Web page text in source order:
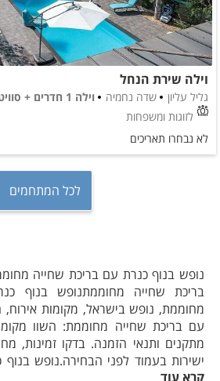
וילה שירת הנחל
גליל עליון שדה נחמיה
וילה 1 חדרים + סוויטה
לזוגות ומשפחות
לא נבחרו תאריכים
לכל המתחמים
קרא עוד
נופש בנוף כנרת עם בריכת שחייה
בריכת שחייה מחוממתנופש בנוף
מחוממת, נופש בישראל, מקומות
עם בריכת שחייה מחוממת: השוו
מתקנים ותנאי הזמנה. בדקו זמינות,
ישירות בעמוד לפני הבחירה.נופש